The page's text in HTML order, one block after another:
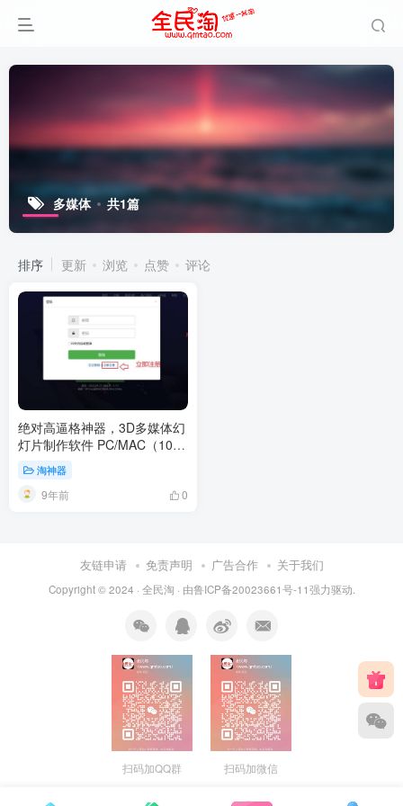
多媒体 共1篇
排序 更新 浏览 点赞 评论
绝对高逼格神器，3D多媒体幻
灯片制作软件 PC/MAC（10月
17号之前送激活码）
淘神器
9年前 0
友链申请 免责声明 广告合作 关于我们
Copyright © 2024 · 全民淘 · 由鲁ICP备20023661号-11强力驱动.
扫码加QQ群 扫码加微信